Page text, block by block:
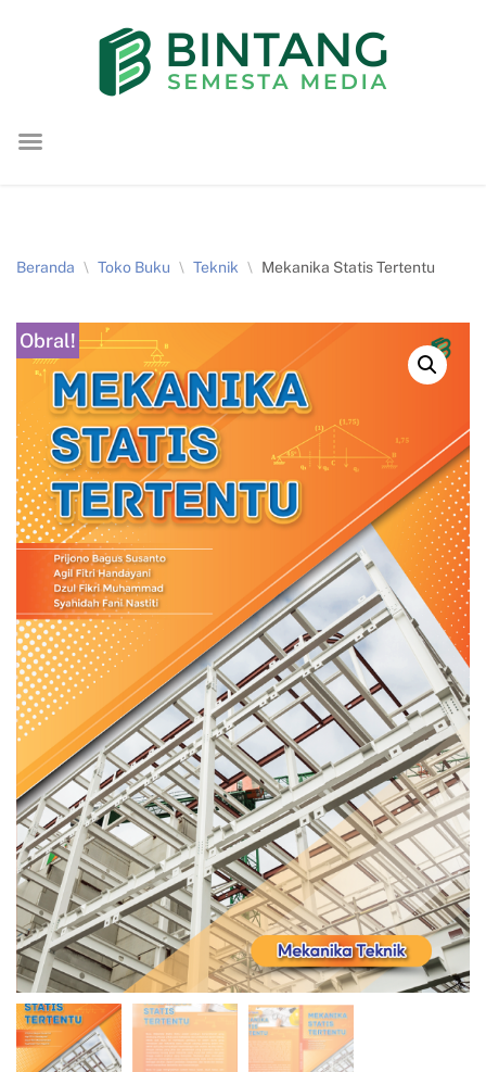
konten
Beranda \ Toko Buku \ Teknik \ Mekanika Statis Tertentu
Obral!